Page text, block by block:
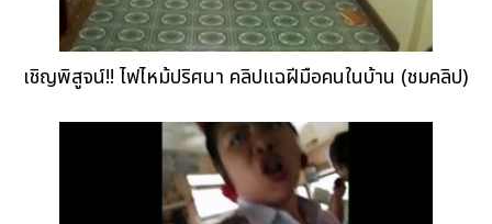
เชิญพิสูจน์!! ไฟไหม้ปริศนา คลิปแฉฝีมือคนในบ้าน (ชมคลิป)